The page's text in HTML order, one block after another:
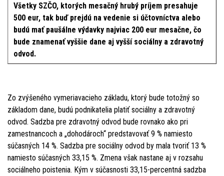
Všetky SZČO, ktorých mesačný hrubý príjem presahuje
500 eur, tak buď prejdú na vedenie si účtovníctva alebo
budú mať paušálne výdavky najviac 200 eur mesačne, čo
bude znamenať vyššie dane aj vyšší sociálny a zdravotný
odvod.
Zo zvýšeného vymeriavacieho základu, ktorý bude totožný so
základom dane, budú podnikatelia platiť sociálny a zdravotný
odvod. Sadzba pre zdravotný odvod bude rovnako ako pri
zamestnancoch a „dohodároch“ predstavovať 9 % namiesto
súčasných 14 %. Sadzba pre sociálny odvod by mala tvoriť 13 %
namiesto súčasných 33,15 %. Zmena však nastane aj v rozsahu
sociálneho poistenia. Kým v súčasnosti 33,15-percentná sadzba